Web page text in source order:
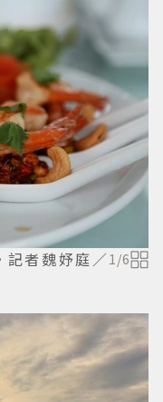
者魏妤庭／ 1/6